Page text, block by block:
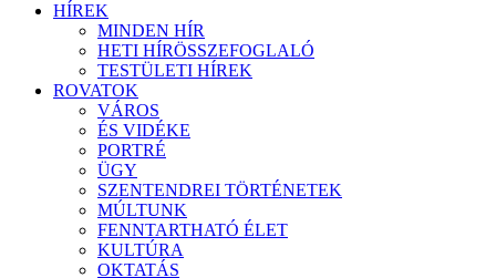
HÍREK
MINDEN HÍR
HETI HÍRÖSSZEFOGLALÓ
TESTÜLETI HÍREK
ROVATOK
VÁROS
ÉS VIDÉKE
PORTRÉ
ÜGY
SZENTENDREI TÖRTÉNETEK
MÚLTUNK
FENNTARTHATÓ ÉLET
KULTÚRA
OKTATÁS